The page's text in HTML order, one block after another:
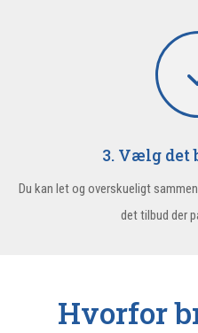
3. Vælg det
Du kan let og overskueligt
det tilbud der
Hvorfor